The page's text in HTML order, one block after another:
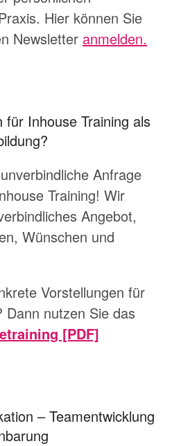
Hier können Sie
Newsletter anmelden.
für Inhouse Training als
Anfrage
Training! Wir
Angebot,
Wünschen und
Vorstellungen für
Dann nutzen Sie das
[PDF]
– Teamentwicklung